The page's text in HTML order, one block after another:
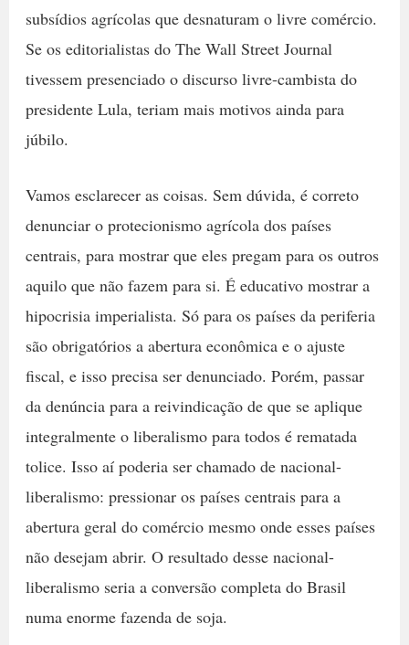
subsídios agrícolas que desnaturam o livre comércio.
Se os editorialistas do The Wall Street Journal
tivessem presenciado o discurso livre-cambista do
presidente Lula, teriam mais motivos ainda para
júbilo.
Vamos esclarecer as coisas. Sem dúvida, é correto
denunciar o protecionismo agrícola dos países
centrais, para mostrar que eles pregam para os outros
aquilo que não fazem para si. É educativo mostrar a
hipocrisia imperialista. Só para os países da periferia
são obrigatórios a abertura econômica e o ajuste
fiscal, e isso precisa ser denunciado. Porém, passar
da denúncia para a reivindicação de que se aplique
integralmente o liberalismo para todos é rematada
tolice. Isso aí poderia ser chamado de nacional-
liberalismo: pressionar os países centrais para a
abertura geral do comércio mesmo onde esses países
não desejam abrir. O resultado desse nacional-
liberalismo seria a conversão completa do Brasil
numa enorme fazenda de soja.